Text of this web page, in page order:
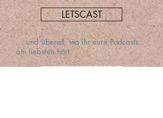
LETSCAST
... und überall, wo ihr eure Podcasts
am liebsten hört.